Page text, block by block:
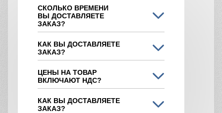
СКОЛЬКО ВРЕМЕНИ
ВЫ ДОСТАВЛЯЕТЕ
ЗАКАЗ?
КАК ВЫ ДОСТАВЛЯЕТЕ
ЗАКАЗ?
ЦЕНЫ НА ТОВАР
ВКЛЮЧАЮТ НДС?
КАК ВЫ ДОСТАВЛЯЕТЕ
ЗАКАЗ?